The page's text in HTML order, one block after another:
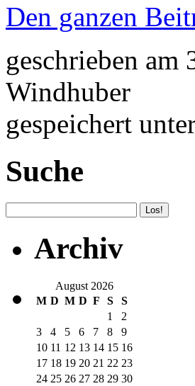
Den ganzen
geschrieben
Windhuber
gespeichert
Suche
Archiv
August 2026
M D M D F S
S
1
2
3
4 5 6 7 8
9
10 11 12 13 14 15 16
17 18 19 20 21 22 23
24 25 26 27 28 29 30